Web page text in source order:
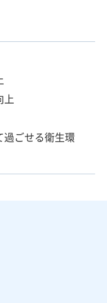
上
過ごせる衛生環